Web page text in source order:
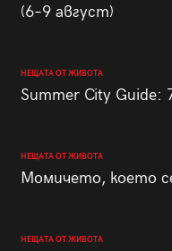
(6–9 август)
НЕЩАТА ОТ ЖИВОТА
Summer City Guide:
НЕЩАТА ОТ ЖИВОТА
Момичето, което
НЕЩАТА ОТ ЖИВОТА